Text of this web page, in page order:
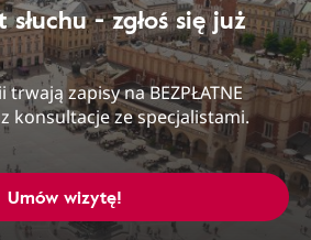
- zgłoś się już
zapisy na BEZPŁATNE
konsultacje ze specjalistami.
Umów wizytę!